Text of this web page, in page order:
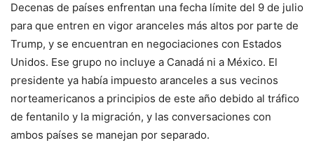
Decenas de países enfrentan una fecha límite del 9 de julio
para que entren en vigor aranceles más altos por parte de
Trump, y se encuentran en negociaciones con Estados
Unidos. Ese grupo no incluye a Canadá ni a México. El
presidente ya había impuesto aranceles a sus vecinos
norteamericanos a principios de este año debido al tráfico
de fentanilo y la migración, y las conversaciones con
ambos países se manejan por separado.